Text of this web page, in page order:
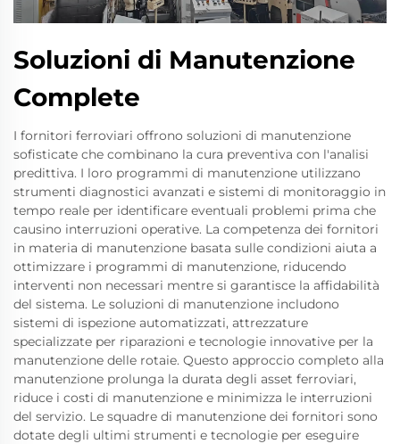
Soluzioni di Manutenzione
Complete
I fornitori ferroviari offrono soluzioni di manutenzione
sofisticate che combinano la cura preventiva con l'analisi
predittiva. I loro programmi di manutenzione utilizzano
strumenti diagnostici avanzati e sistemi di monitoraggio in
tempo reale per identificare eventuali problemi prima che
causino interruzioni operative. La competenza dei fornitori
in materia di manutenzione basata sulle condizioni aiuta a
ottimizzare i programmi di manutenzione, riducendo
interventi non necessari mentre si garantisce la affidabilità
del sistema. Le soluzioni di manutenzione includono
sistemi di ispezione automatizzati, attrezzature
specializzate per riparazioni e tecnologie innovative per la
manutenzione delle rotaie. Questo approccio completo alla
manutenzione prolunga la durata degli asset ferroviari,
riduce i costi di manutenzione e minimizza le interruzioni
del servizio. Le squadre di manutenzione dei fornitori sono
dotate degli ultimi strumenti e tecnologie per eseguire